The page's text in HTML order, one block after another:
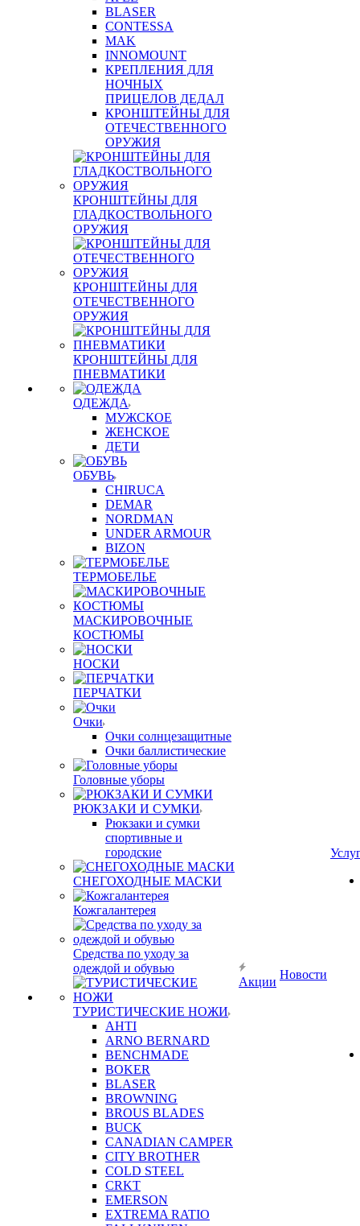
BLASER
CONTESSA
MAK
INNOMOUNT
КРЕПЛЕНИЯ ДЛЯ
НОЧНЫХ
ПРИЦЕЛОВ ДЕДАЛ
КРОНШТЕЙНЫ ДЛЯ
ОТЕЧЕСТВЕННОГО
ОРУЖИЯ
КРОНШТЕЙНЫ ДЛЯ
ГЛАДКОСТВОЛЬНОГО
ОРУЖИЯ
КРОНШТЕЙНЫ ДЛЯ
ОТЕЧЕСТВЕННОГО
ОРУЖИЯ
КРОНШТЕЙНЫ ДЛЯ
ПНЕВМАТИКИ
ОДЕЖДА
МУЖСКОЕ
ЖЕНСКОЕ
ДЕТИ
ОБУВЬ
CHIRUCA
DEMAR
NORDMAN
UNDER ARMOUR
BIZON
ТЕРМОБЕЛЬЕ
МАСКИРОВОЧНЫЕ
КОСТЮМЫ
НОСКИ
ПЕРЧАТКИ
Очки
Очки солнцезащитные
Очки баллистические
Головные уборы
РЮКЗАКИ И СУМКИ
Рюкзаки и сумки
спортивные и
городские
СНЕГОХОДНЫЕ МАСКИ
Кожгалантерея
Средства по уходу за
одеждой и обувью
ТУРИСТИЧЕСКИЕ НОЖИ
AHTI
ARNO BERNARD
BENCHMADE
BOKER
BLASER
BROWNING
BROUS BLADES
BUCK
CANADIAN CAMPER
CITY BROTHER
COLD STEEL
CRKT
EMERSON
EXTREMA RATIO
Акции
Новости